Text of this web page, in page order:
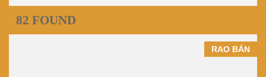
82 FOUND
RAO BÁN